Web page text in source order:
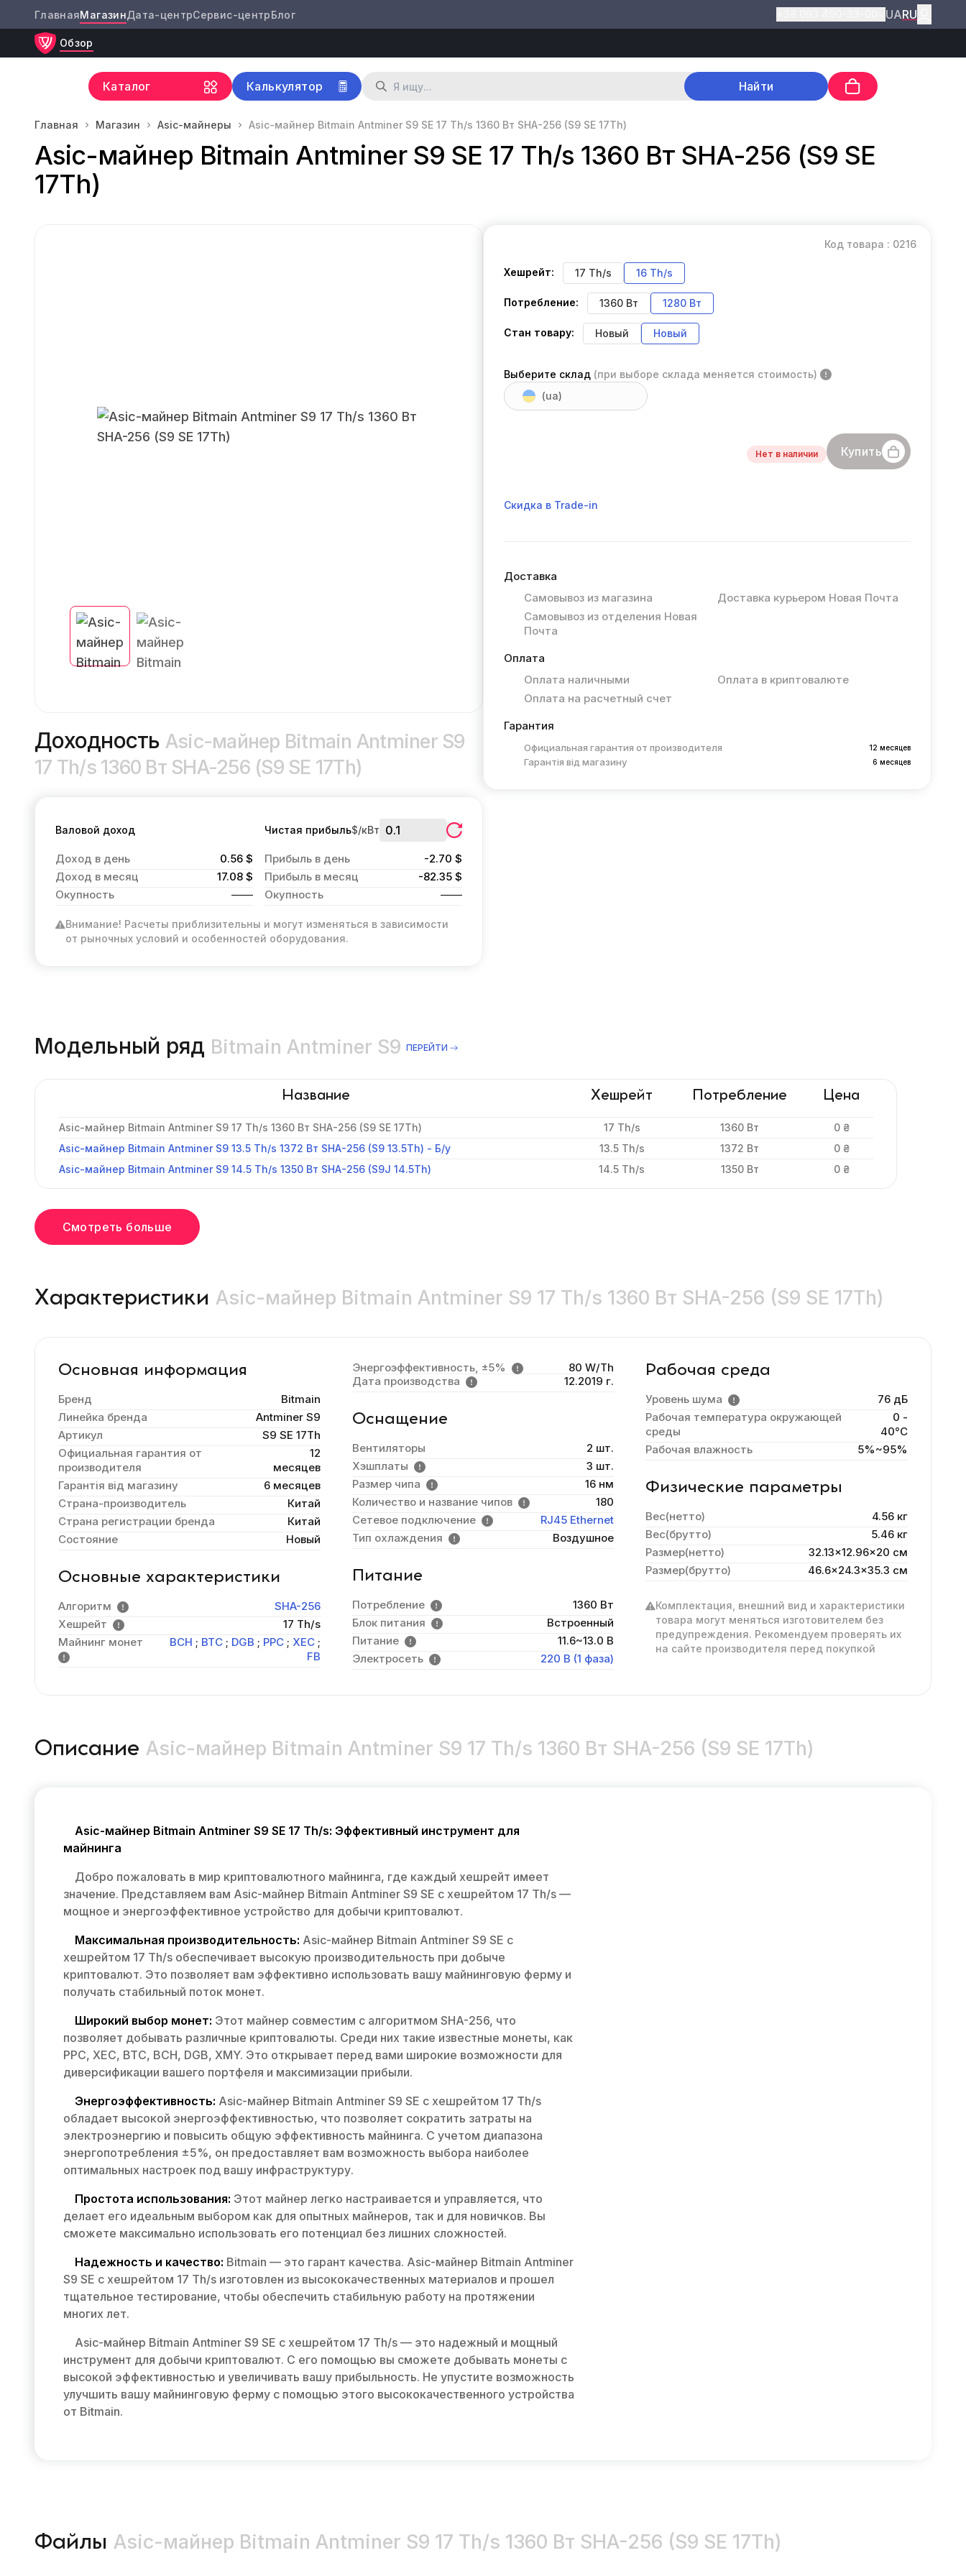
ГлавнаяМагазинДата-центрСервис-центрБлог UARU
Обзор
Каталог Калькулятор Найти
Главная Магазин Asic-майнеры Asic-майнер Bitmain Antminer S9 SE 17 Th/s 1360 Вт SHA-256 (S9 SE 17Th)
Asic-майнер Bitmain Antminer S9 SE 17 Th/s 1360 Вт SHA-256 (S9 SE
17Th)
Доходность Asic-майнер Bitmain Antminer S9
17 Th/s 1360 Вт SHA-256 (S9 SE 17Th)
Валовой доход
Доход в день
0.56 $
Доход в месяц
17.08 $
Окупность
Чистая прибыль$/кВт
Прибыль в день
-2.70 $
Прибыль в месяц
-82.35 $
Окупность
Внимание! Расчеты приблизительны и могут изменяться в зависимости
от рыночных условий и особенностей оборудования.
Код товара : 0216
Хешрейт: 17 Th/s 16 Th/s
Потребление: 1360 Вт 1280 Вт
Стан товару: Новый Новый
Выберите склад (при выборе склада меняется стоимость)
(ua)
Скидка в Trade-in
Нет в наличии Купить
Доставка
Самовывоз из магазина
Доставка курьером Новая Почта
Самовывоз из отделения Новая
Почта
Оплата
Оплата наличными
Оплата в криптовалюте
Оплата на расчетный счет
Гарантия
Официальная гарантия от производителя 12 месяцев
Гарантія від магазину 6 месяцев
Модельный ряд Bitmain Antminer S9 ПЕРЕЙТИ
Название Хешрейт Потребление Цена
Asic-майнер Bitmain Antminer S9 17 Th/s 1360 Вт SHA-256 (S9 SE 17Th) 17 Th/s 1360 Вт
0 ₴
Asic-майнер Bitmain Antminer S9 13.5 Th/s 1372 Вт SHA-256 (S9 13.5Th) - Б/у
13.5 Th/s 1372 Вт
0 ₴
Asic-майнер Bitmain Antminer S9 14.5 Th/s 1350 Вт SHA-256 (S9J 14.5Th)
14.5 Th/s 1350 Вт 0 ₴
Смотреть больше
Характеристики Asic-майнер Bitmain Antminer S9 17 Th/s 1360 Вт SHA-256 (S9 SE 17Th)
Основная информация
Бренд
Bitmain
Линейка бренда
Antminer S9
Артикул
S9 SE 17Th
Официальная гарантия от
производителя
12
месяцев
Гарантія від магазину
6 месяцев
Страна-производитель
Китай
Страна регистрации бренда
Китай
Состояние
Новый
Основные характеристики
Алгоритм
SHA-256
Хешрейт
17 Th/s
Майнинг монет
BCH ; BTC ; DGB ; PPC ; XEC ;
FB
Энергоэффективность, ±5%
80 W/Th
Дата производства
12.2019 г.
Оснащение
Вентиляторы
2 шт.
Хэшплаты
3 шт.
Размер чипа
16 нм
Количество и название чипов
180
Сетевое подключение
RJ45 Ethernet
Тип охлаждения
Воздушное
Питание
Потребление
1360 Вт
Блок питания
Встроенный
Питание
11.6~13.0 В
Электросеть
220 В (1 фаза)
Рабочая среда
Уровень шума
76 дБ
Рабочая температура окружающей
среды
0 -
40°C
Рабочая влажность
5%~95%
Физические параметры
Вес(нетто)
4.56 кг
Вес(брутто)
5.46 кг
Размер(нетто)
32.13x12.96x20 cм
Размер(брутто)
46.6x24.3x35.3 см
Комплектация, внешний вид и характеристики
товара могут меняться изготовителем без
предупреждения. Рекомендуем проверять их
на сайте производителя перед покупкой
Описание Asic-майнер Bitmain Antminer S9 17 Th/s 1360 Вт SHA-256 (S9 SE 17Th)
Asic-майнер Bitmain Antminer S9 SE 17 Th/s: Эффективный инструмент для
майнинга
Добро пожаловать в мир криптовалютного майнинга, где каждый хешрейт имеет
значение. Представляем вам Asic-майнер Bitmain Antminer S9 SE с хешрейтом 17 Th/s —
мощное и энергоэффективное устройство для добычи криптовалют.
Максимальная производительность: Asic-майнер Bitmain Antminer S9 SE с
хешрейтом 17 Th/s обеспечивает высокую производительность при добыче
криптовалют. Это позволяет вам эффективно использовать вашу майнинговую ферму и
получать стабильный поток монет.
Широкий выбор монет: Этот майнер совместим с алгоритмом SHA-256, что
позволяет добывать различные криптовалюты. Среди них такие известные монеты, как
PPC, XEC, BTC, BCH, DGB, XMY. Это открывает перед вами широкие возможности для
диверсификации вашего портфеля и максимизации прибыли.
Энергоэффективность: Asic-майнер Bitmain Antminer S9 SE с хешрейтом 17 Th/s
обладает высокой энергоэффективностью, что позволяет сократить затраты на
электроэнергию и повысить общую эффективность майнинга. С учетом диапазона
энергопотребления ±5%, он предоставляет вам возможность выбора наиболее
оптимальных настроек под вашу инфраструктуру.
Простота использования: Этот майнер легко настраивается и управляется, что
делает его идеальным выбором как для опытных майнеров, так и для новичков. Вы
сможете максимально использовать его потенциал без лишних сложностей.
Надежность и качество: Bitmain — это гарант качества. Asic-майнер Bitmain Antminer
S9 SE с хешрейтом 17 Th/s изготовлен из высококачественных материалов и прошел
тщательное тестирование, чтобы обеспечить стабильную работу на протяжении
многих лет.
Asic-майнер Bitmain Antminer S9 SE с хешрейтом 17 Th/s — это надежный и мощный
инструмент для добычи криптовалют. С его помощью вы сможете добывать монеты с
высокой эффективностью и увеличивать вашу прибыльность. Не упустите возможность
улучшить вашу майнинговую ферму с помощью этого высококачественного устройства
от Bitmain.
Файлы Asic-майнер Bitmain Antminer S9 17 Th/s 1360 Вт SHA-256 (S9 SE 17Th)